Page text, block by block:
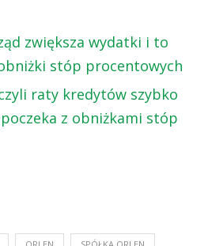
zwiększa wydatki i to
stóp procentowych
raty kredytów szybko
poczeka z obniżkami stóp
ORLEN SPÓŁKA ORLEN